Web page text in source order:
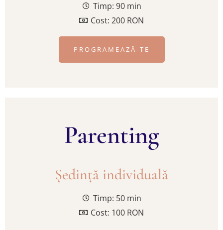
Timp: 90 min
Cost: 200 RON
PROGRAMEAZĂ-TE
Parenting
Ședință individuală
Timp: 50 min
Cost: 100 RON